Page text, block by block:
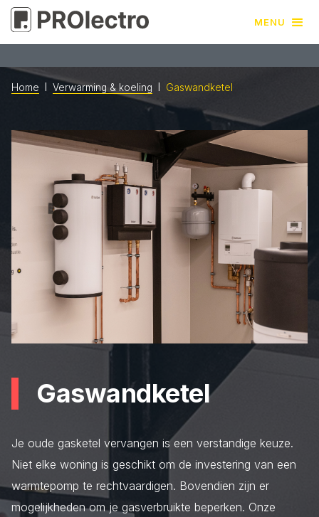
MENU
Home l Verwarming & koeling l Gaswandketel
Gaswandketel
Je oude gasketel vervangen is een verstandige keuze.
Niet elke woning is geschikt om de investering van een
warmtepomp te rechtvaardigen. Bovendien zijn er
mogelijkheden om je gasverbruikte beperken. Onze